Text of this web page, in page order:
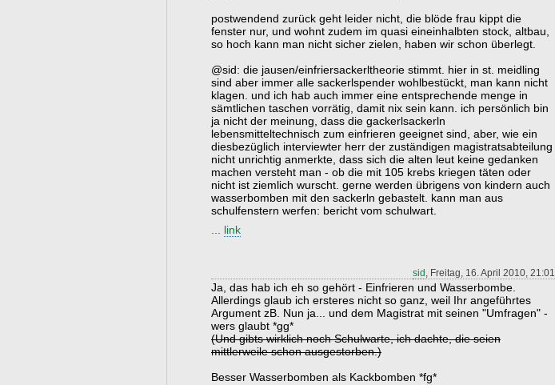
postwendend zurück geht leider nicht, die blöde frau kippt die
fenster nur, und wohnt zudem im quasi eineinhalbten stock, altbau,
so hoch kann man nicht sicher zielen, haben wir schon überlegt.
@sid: die jausen/einfriersackerltheorie stimmt. hier in st. meidling
sind aber immer alle sackerlspender wohlbestückt, man kann nicht
klagen. und ich hab auch immer eine entsprechende menge in
sämtlichen taschen vorrätig, damit nix sein kann. ich persönlich bin
ja nicht der meinung, dass die gackerlsackerln
lebensmitteltechnisch zum einfrieren geeignet sind, aber, wie ein
diesbezüglich interviewter herr der zuständigen magistratsabteilung
nicht unrichtig anmerkte, dass sich die alten leut keine gedanken
machen versteht man - ob die mit 105 krebs kriegen täten oder
nicht ist ziemlich wurscht. gerne werden übrigens von kindern auch
wasserbomben mit den sackerln gebastelt. kann man aus
schulfenstern werfen: bericht vom schulwart.
link
sid , Freitag, 16. April 2010, 21:01
Ja, das hab ich eh so gehört - Einfrieren und Wasserbombe.
Allerdings glaub ich ersteres nicht so ganz, weil Ihr angeführtes
Argument zB. Nun ja... und dem Magistrat mit seinen "Umfragen" -
wers glaubt *gg*
(Und gibts wirklich noch Schulwarte, ich dachte, die seien
mittlerweile schon ausgestorben.)
Besser Wasserbomben als Kackbomben *fg*